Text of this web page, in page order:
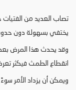
تصاب العديد من
يختفي بسهولة دون
وقد يحدث هذا المرض بعد
انقطاع الطمث فيكثر
ويمكن أن يزداد الأمر